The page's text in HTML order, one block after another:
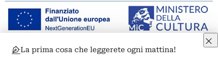
© 2011-2026 ARTRIBUNE srl – Corso Vittorio Emanuele II, 287 –
La prima cosa che leggerete ogni mattina!